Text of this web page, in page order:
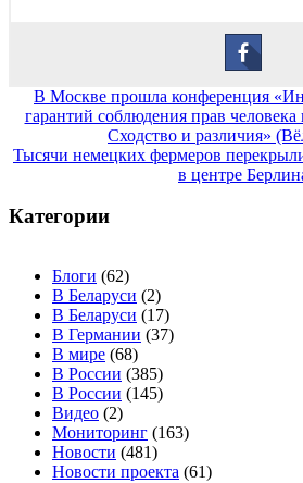
Навигация
по
записям
В Москве прошла конференция
гарантий соблюдения прав
Сходство и различия»
Тысячи немецких фермеров
в центре
Категории
Блоги (62)
В Беларуси (2)
В Беларуси (17)
В Германии (37)
В мире (68)
В России (385)
В России (145)
Видео (2)
Мониторинг (163)
Новости (481)
Новости проекта (61)